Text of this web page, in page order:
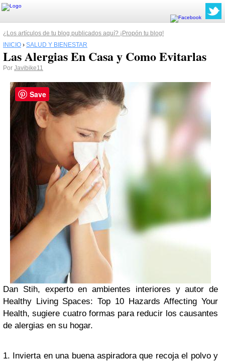
¿Los artículos de tu blog publicados aquí? ¡Propón tu blog!
INICIO › SALUD Y BIENESTAR
Las Alergias En Casa y Como Evitarlas
Por Javibike11
Dan Stih, experto en ambientes interiores y autor de
Healthy Living Spaces: Top 10 Hazards Affecting Your
Health, sugiere cuatro formas para reducir los causantes
de alergias en su hogar.
1. Invierta en una buena aspiradora que recoja el polvo y
Save